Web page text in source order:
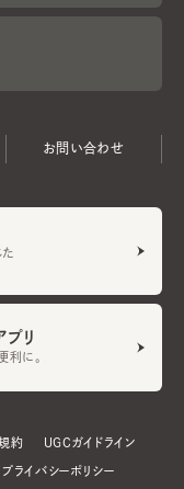
お問い合わせ
た
リ
利に。
約 UGCガイドライン
プライバシーポリシー